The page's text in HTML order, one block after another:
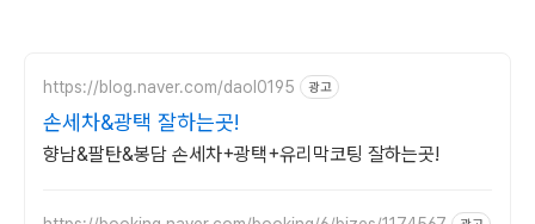
https://blog.naver.com/daol0195 광고
손세차&광택 잘하는곳!
향남&팔탄&봉담 손세차+광택+유리막코팅 잘하는곳!